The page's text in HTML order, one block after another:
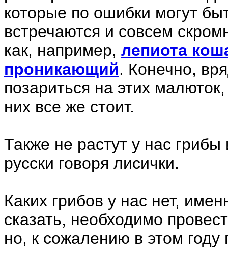
которые по ошибки могут
встречаются и совсем
как, например, лепиота
проникающий. Конечно,
позариться на этих
них все же стоит.
Также не растут у нас
русски говоря лисички.
Каких грибов у нас нет,
сказать, необходимо
но, к сожалению в этом году